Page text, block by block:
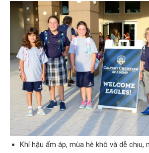
Khí hậu ấm áp, mùa hè khô và dễ chịu,